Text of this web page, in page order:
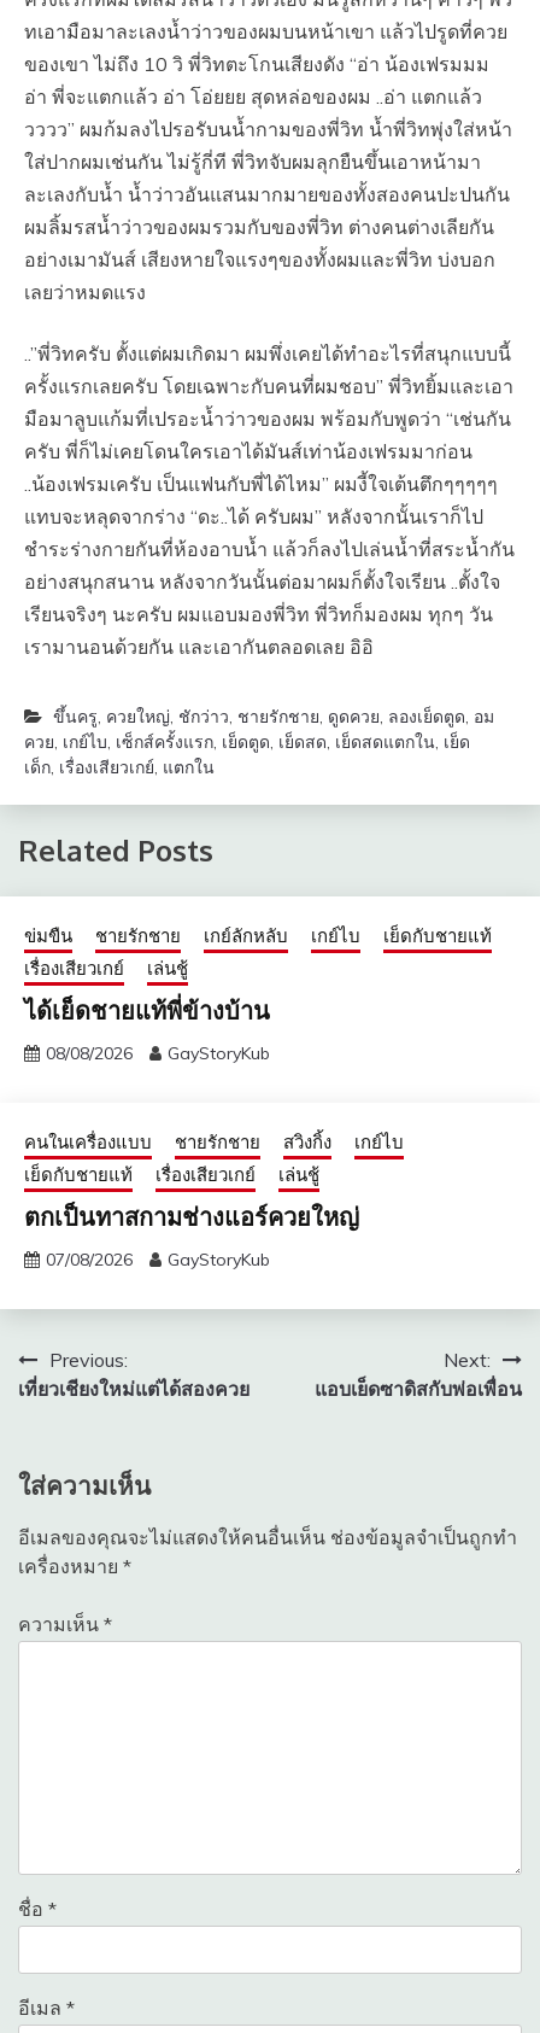
ทเอามือมาละเลงน้ำว่าวของผมบนหน้าเขา แล้วไปรูดที่ควย
ของเขา ไม่ถึง 10 วิ พี่วิทตะโกนเสียงดัง “อ่า น้องเฟรมมม
อ่า พี่จะแตกแล้ว อ่า โอ่ยยย สุดหล่อของผม ..อ่า แตกแล้ว
วววว” ผมก้มลงไปรอรับนน้ำกามของพี่วิท น้ำพี่วิทพุ่งใส่หน้า
ใส่ปากผมเช่นกัน ไม่รู้กี่ที พี่วิทจับผมลุกยืนขึ้นเอาหน้ามา
ละเลงกับน้ำ น้ำว่าวอันแสนมากมายของทั้งสองคนปะปนกัน
ผมลิ้มรสน้ำว่าวของผมรวมกับของพี่วิท ต่างคนต่างเลียกัน
อย่างเมามันส์ เสียงหายใจแรงๆของทั้งผมและพี่วิท บ่งบอก
เลยว่าหมดแรง
..”พี่วิทครับ ตั้งแต่ผมเกิดมา ผมพึ่งเคยได้ทำอะไรที่สนุกแบบนี้
ครั้งแรกเลยครับ โดยเฉพาะกับคนที่ผมชอบ” พี่วิทยิ้มและเอา
มือมาลูบแก้มที่เปรอะน้ำว่าวของผม พร้อมกับพูดว่า “เช่นกัน
ครับ พี่ก็ไม่เคยโดนใครเอาได้มันส์เท่าน้องเฟรมมาก่อน
..น้องเฟรมเครับ เป็นแฟนกับพี่ได้ไหม” ผมงี้ใจเต้นตึกๆๆๆๆๆ
แทบจะหลุดจากร่าง “ดะ..ได้ ครับผม” หลังจากนั้นเราก็ไป
ชำระร่างกายกันที่ห้องอาบน้ำ แล้วก็ลงไปเล่นน้ำที่สระน้ำกัน
อย่างสนุกสนาน หลังจากวันนั้นต่อมาผมก็ตั้งใจเรียน ..ตั้งใจ
เรียนจริงๆ นะครับ ผมแอบมองพี่วิท พี่วิทก็มองผม ทุกๆ วัน
เรามานอนด้วยกัน และเอากันตลอดเลย อิอิ
ขึ้นครู, ควยใหญ่, ชักว่าว, ชายรักชาย, ดูดควย, ลองเย็ดตูด, อม
ควย, เกย์ไบ, เซ็กส์ครั้งแรก, เย็ดตูด, เย็ดสด, เย็ดสดแตกใน, เย็ด
เด็ก, เรื่องเสียวเกย์, แตกใน
Related Posts
ข่มขืน ชายรักชาย เกย์ลักหลับ เกย์ไบ
เย็ดกับชายแท้
เรื่องเสียวเกย์
เล่นชู้
ได้เย็ดชายแท้พี่ข้างบ้าน
08/08/2026 GayStoryKub
คนในเครื่องแบบ ชายรักชาย สวิงกิ้ง
เกย์ไบ
เย็ดกับชายแท้
เรื่องเสียวเกย์ เล่นชู้
ตกเป็นทาสกามช่างแอร์ควยใหญ่
07/08/2026 GayStoryKub
แนะแนว
เรื่อง
Previous:
เที่ยวเชียงใหม่แต่ได้สองควย
Next:
แอบเย็ดซาดิสกับพ่อเพื่อน
ใส่ความเห็น
อีเมลของคุณจะไม่แสดงให้คนอื่นเห็น ช่องข้อมูลจำเป็นถูกทำ
เครื่องหมาย *
ความเห็น *
ชื่อ *
อีเมล *